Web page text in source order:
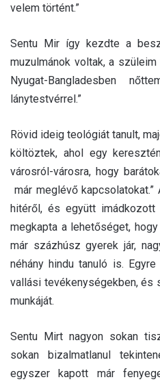
velem történt.”
Sentu Mir így kezdte a
muzulmánok voltak, a
Nyugat-Bangladesben
lánytestvérrel.”
Rövid ideig teológiát tanult,
költöztek, ahol egy
városról-városra, hogy
már meglévő
hitéről, és együtt
megkapta a lehetőséget,
már százhúsz gyerek jár,
néhány hindu tanuló is.
vallási tevékenységekben,
munkáját.
Sentu Mirt nagyon sokan
sokan bizalmatlanul
egyszer kapott már